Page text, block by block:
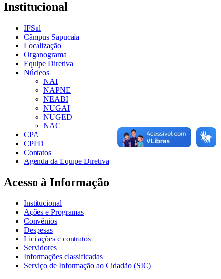
Institucional
IFSul
Câmpus Sapucaia
Localização
Organograma
Equipe Diretiva
Núcleos
NAI
NAPNE
NEABI
NUGAI
NUGED
NAC
CPA
CPPD
Contatos
Agenda da Equipe Diretiva
Acesso à Informação
Institucional
Ações e Programas
Convênios
Despesas
Licitações e contratos
Servidores
Informações classificadas
Serviço de Informação ao Cidadão (SIC)